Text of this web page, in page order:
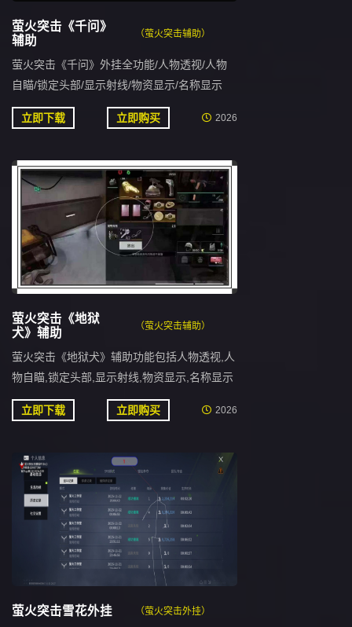
萤火突击《千问》
辅助
（萤火突击辅助）
萤火突击《千问》外挂全功能/人物透视/人物
自瞄/锁定头部/显示射线/物资显示/名称显示
立即下载 立即购买 2026
萤火突击《地狱
犬》辅助
（萤火突击辅助）
萤火突击《地狱犬》辅助功能包括人物透视,人
物自瞄,锁定头部,显示射线,物资显示,名称显示
立即下载 立即购买 2026
萤火突击雪花外挂 （萤火突击外挂）